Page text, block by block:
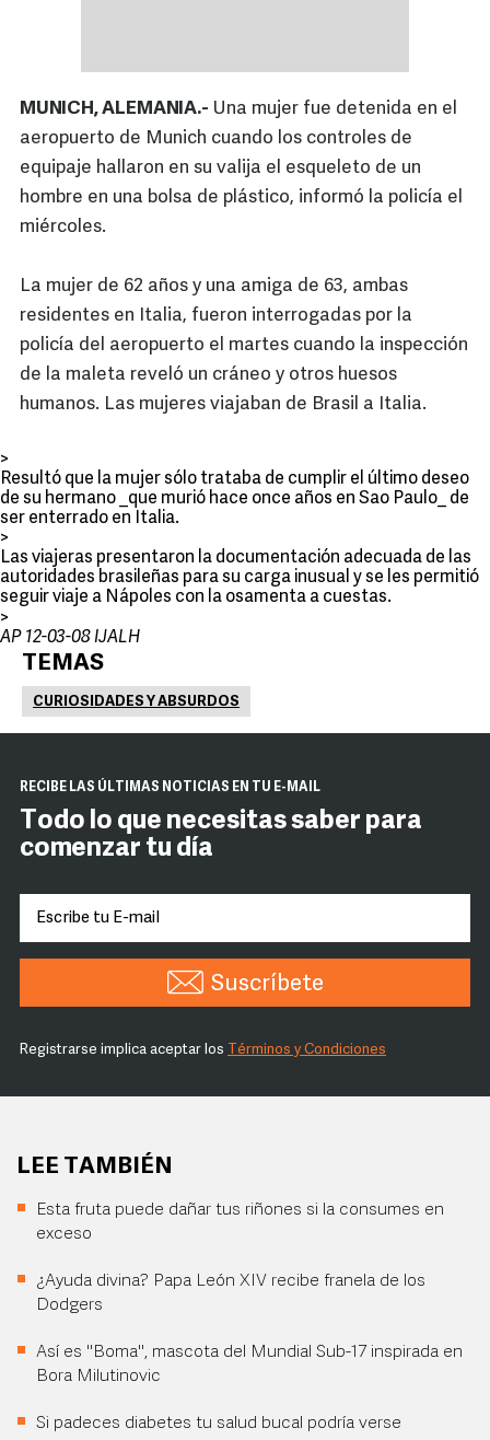
MUNICH, ALEMANIA.- Una mujer fue detenida en el
aeropuerto de Munich cuando los controles de
equipaje hallaron en su valija el esqueleto de un
hombre en una bolsa de plástico, informó la policía el
miércoles.
La mujer de 62 años y una amiga de 63, ambas
residentes en Italia, fueron interrogadas por la
policía del aeropuerto el martes cuando la inspección
de la maleta reveló un cráneo y otros huesos
humanos. Las mujeres viajaban de Brasil a Italia.
>
Resultó que la mujer sólo trataba de cumplir el último deseo
de su hermano _que murió hace once años en Sao Paulo_ de
ser enterrado en Italia.
>
Las viajeras presentaron la documentación adecuada de las
autoridades brasileñas para su carga inusual y se les permitió
seguir viaje a Nápoles con la osamenta a cuestas.
>
AP 12-03-08 IJALH
TEMAS
CURIOSIDADES Y ABSURDOS
RECIBE LAS ÚLTIMAS NOTICIAS EN TU E-MAIL
Todo lo que necesitas saber para
comenzar tu día
Suscríbete
Registrarse implica aceptar los Términos y Condiciones
LEE TAMBIÉN
Esta fruta puede dañar tus riñones si la consumes en
exceso
¿Ayuda divina? Papa León XIV recibe franela de los
Dodgers
Así es "Boma", mascota del Mundial Sub-17 inspirada en
Bora Milutinovic
Si padeces diabetes tu salud bucal podría verse